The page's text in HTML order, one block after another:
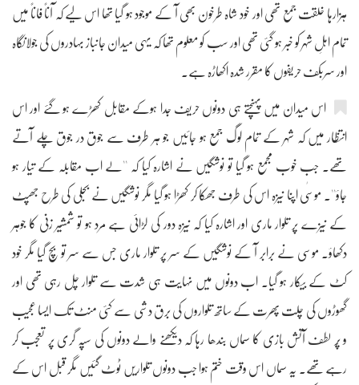
ہزارہا خلقت جمع تھی اور خود شاہ طرخون بھی آ کے موجود ہو گیا تھا اس لیے کہ آناً فاناً میں
تمام اہلِ شہر کو خبر ہو گئی تھی اور سب کو معلوم تھا کہ یہی میدان جانباز بہادروں کی جولانگاہ
اور سربکف حریفوں کا مقرر شدہ اکھاڑہ ہے۔
اس میدان میں پہنچتے ہی دونوں حریف جدا ہوکے مقابل کھڑے ہو گئے اور اس
انتظار میں کہ شہر کے تمام لوگ جمع ہو جائیں جو ہر طرف سے جوق در جوق چلے آتے
تھے۔ جب خوب مجمع ہو گیا تو نوشگیں نے اشارہ کیا کہ ''لے اب مقابلہ کے تیار ہو
جاؤ''۔ موسٰی اپنا نیزہ اس کی طرف جھکا کر کھڑا ہو گیا مگر نوشگیں نے بجلی کی طرح جھپٹ
کے نیزے پر تلوار ماری اور اشارہ کیا کہ نیزہ دور کی لڑائی ہے مرد ہو تو شمشیر زنی کا جوہر
دکھاؤ۔ موسی نے برابر آ کے نوشگیں کے سر پر تلوار ماری جس سے سر تو بچ گیا مگر خود
کٹ کے بیکار ہو گیا۔ اب دونوں میں نہایت ہی شدت سے تلوار چل رہی تھی اور
گھوڑوں کی چلت پھرت کے ساتھ تلواروں کی برق دشی سے کئی منٹ تک ایسا عجیب
و پُر لطف آتش بازی کا سماں بندھا رہا کہ دیکھنے والے دونوں کی سپہ گری پر تعجب کر
رہے تھے۔ یہ سماں اس وقت ختم ہوا جب دونوں تلواریں ٹوٹ گئیں مگر قبل اس کے